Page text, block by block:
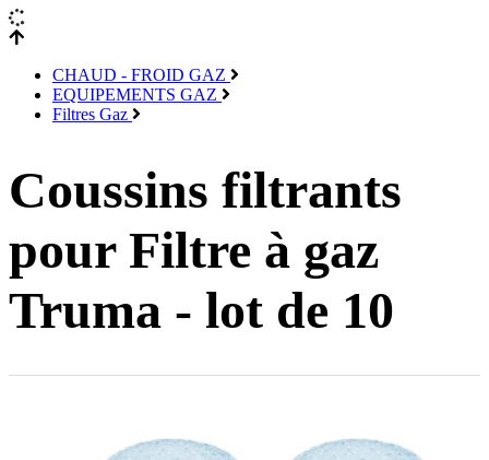
CHAUD - FROID GAZ
EQUIPEMENTS GAZ
Filtres Gaz
Coussins filtrants
pour Filtre à gaz
Truma - lot de 10